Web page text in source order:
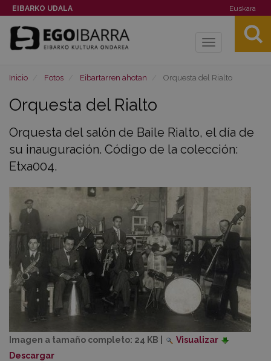
EIBARKO UDALA Euskara
Toggle
Inicio Fotos Eibartarren ahotan Orquesta del Rialto
Orquesta del Rialto
Orquesta del salón de Baile Rialto, el día de
su inauguración. Código de la colección:
Etxa004.
Imagen a tamaño completo: 24 KB
Visualizar
Descargar